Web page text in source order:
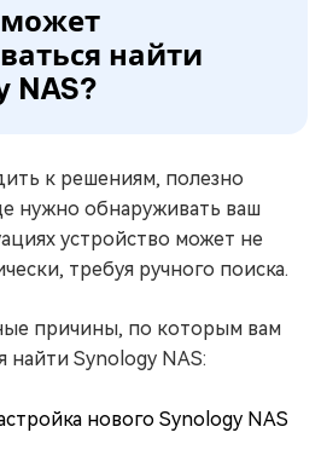
найти
NAS?
к решениям, полезно
нужно обнаруживать ваш
устройство может не
требуя ручного поиска.
причины, по которым вам
Synology NAS:
нового Synology NAS